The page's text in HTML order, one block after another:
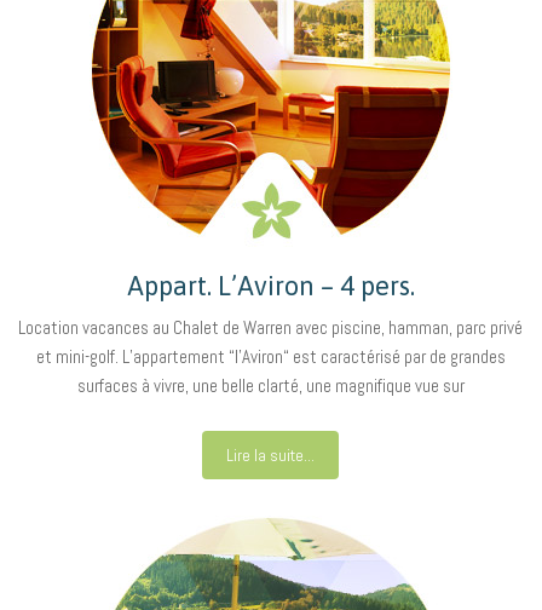
Appart. L’Aviron – 4 pers.
Location vacances au Chalet de Warren avec piscine, hamman, parc privé
et mini-golf. L’appartement “l’Aviron“ est caractérisé par de grandes
surfaces à vivre, une belle clarté, une magnifique vue sur
Lire la suite...